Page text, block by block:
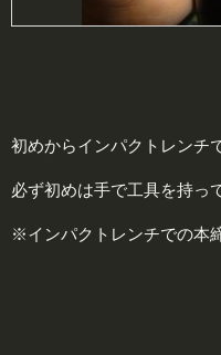
初めからインパクトレンチ
必ず初めは手で工具を持っ
※インパクトレンチでの本